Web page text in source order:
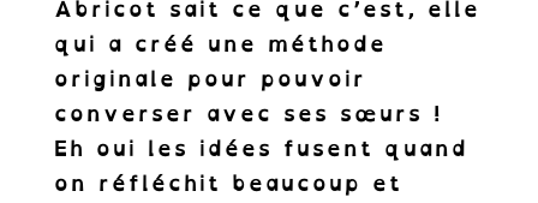
Abricot sait ce que c’est, elle
qui a créé une méthode
originale pour pouvoir
converser avec ses sœurs !
Eh oui les idées fusent quand
on réfléchit beaucoup et